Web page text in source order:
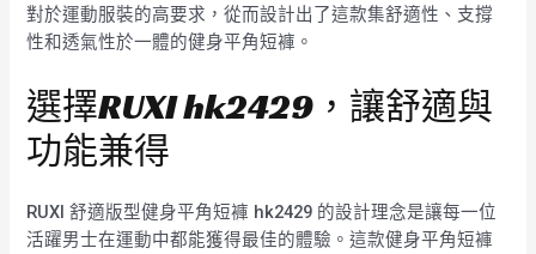
對於運動服裝的高要求，從而設計出了這款集舒適性、支撐
性和透氣性於一體的健身平角短褲。
選擇RUXI hk2429，讓舒適與
功能兼得
RUXI 舒適版型健身平角短褲 hk2429 的設計理念是讓每一位
活躍男士在運動中都能獲得最佳的體驗。這款健身平角短褲